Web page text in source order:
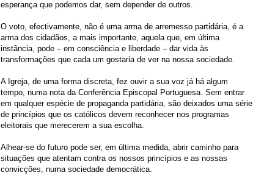
esperança que podemos dar, sem depender de outros.
O voto, efectivamente, não é uma arma de arremesso partidária, é a
arma dos cidadãos, a mais importante, aquela que, em última
instância, pode – em consciência e liberdade – dar vida às
transformações que cada um gostaria de ver na nossa sociedade.
A Igreja, de uma forma discreta, fez ouvir a sua voz já há algum
tempo, numa nota da Conferência Episcopal Portuguesa. Sem entrar
em qualquer espécie de propaganda partidária, são deixados uma série
de princípios que os católicos devem reconhecer nos programas
eleitorais que merecerem a sua escolha.
Alhear-se do futuro pode ser, em última medida, abrir caminho para
situações que atentam contra os nossos princípios e as nossas
convicções, numa sociedade democrática.